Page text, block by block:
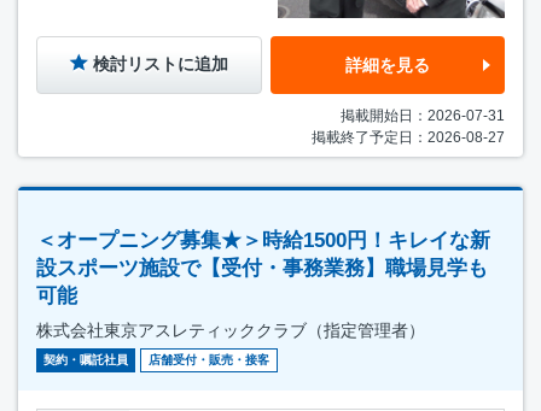
検討リストに追加 詳細を見る
掲載開始日：2026-07-31
掲載終了予定日：2026-08-27
＜オープニング募集★＞時給1500円！キレイな新
設スポーツ施設で【受付・事務業務】職場見学も
可能
株式会社東京アスレティッククラブ（指定管理者）
契約・嘱託社員 店舗受付・販売・接客